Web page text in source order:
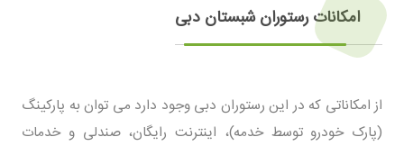
امکانات رستوران شبستان دبی
از امکاناتی که در این رستوران دبی وجود دارد می توان به پارکینگ
(پارک خودرو توسط خدمه)، اینترنت رایگان، صندلی و خدمات